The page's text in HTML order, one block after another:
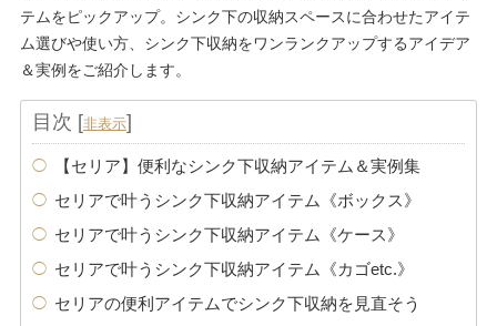
テムをピックアップ。シンク下の収納スペースに合わせたアイテ
ム選びや使い方、シンク下収納をワンランクアップするアイデア
＆実例をご紹介します。
目次 [非表示]
【セリア】便利なシンク下収納アイテム＆実例集
セリアで叶うシンク下収納アイテム《ボックス》
セリアで叶うシンク下収納アイテム《ケース》
セリアで叶うシンク下収納アイテム《カゴetc.》
セリアの便利アイテムでシンク下収納を見直そう